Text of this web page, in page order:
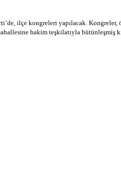
ilçe kongreleri yapılacak.
hakim teşkilatıyla